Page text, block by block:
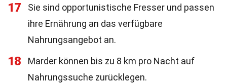
17
Sie sind opportunistische Fresser und passen
ihre Ernährung an das verfügbare
Nahrungsangebot an.
18
Marder können bis zu 8 km pro Nacht auf
Nahrungssuche zurücklegen.